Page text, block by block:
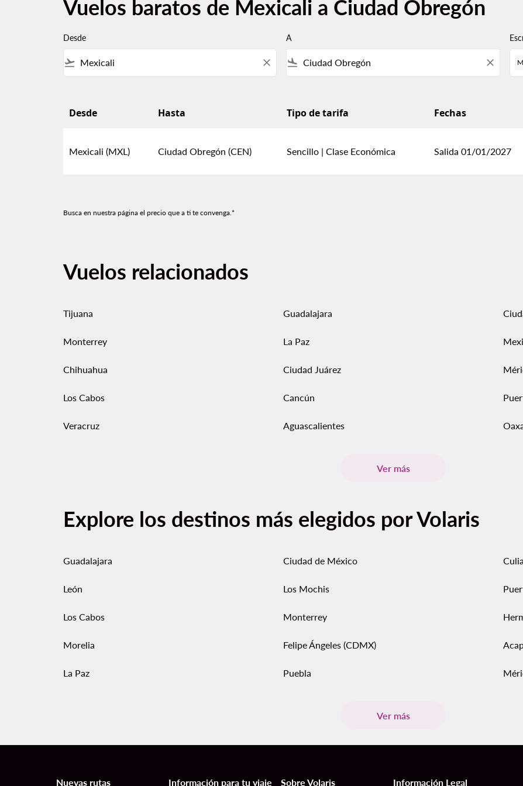
Vuelos baratos de Mexicali a Ciudad Obregón
Desde
flight_takeoff close
A
flight_land close
Desde Hasta Tipo de tarifa Fechas
Mexicali (MXL) Ciudad Obregón (CEN) Sencillo | Clase Económica Salida 01/01/2027
Busca en nuestra página el precio que a ti te convenga.*
Vuelos relacionados
Tijuana Guadalajara
Monterrey La Paz
Chihuahua Ciudad Juárez
Los Cabos Cancún
Veracruz Aguascalientes
Ver más
Explore los destinos más elegidos por Volaris
Guadalajara Ciudad de México
León Los Mochis
Los Cabos Monterrey
Morelia Felipe Ángeles (CDMX)
La Paz Puebla
Ver más
Nuevas rutas Información para tu viaje Sobre Volaris Información Legal